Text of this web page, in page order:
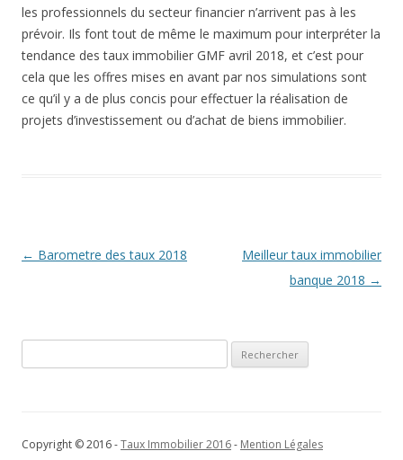
les professionnels du secteur financier n’arrivent pas à les
prévoir. Ils font tout de même le maximum pour interpréter la
tendance des taux immobilier GMF avril 2018, et c’est pour
cela que les offres mises en avant par nos simulations sont
ce qu’il y a de plus concis pour effectuer la réalisation de
projets d’investissement ou d’achat de biens immobilier.
Navigation
← Barometre des taux 2018
Meilleur taux immobilier
banque 2018 →
Copyright © 2016 -Taux Immobilier 2016- Mention Légales